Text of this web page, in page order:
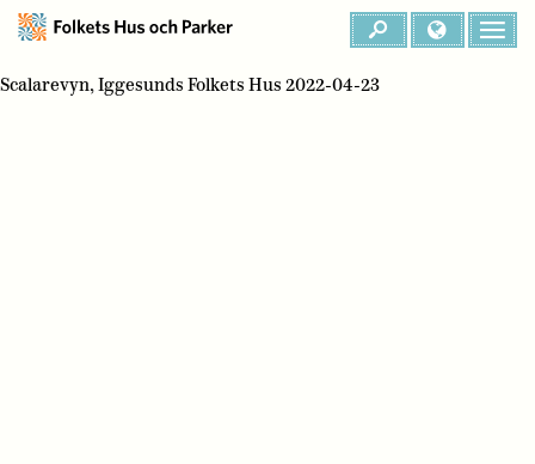
Scalarevyn, Iggesunds Folkets Hus 2022-04-23